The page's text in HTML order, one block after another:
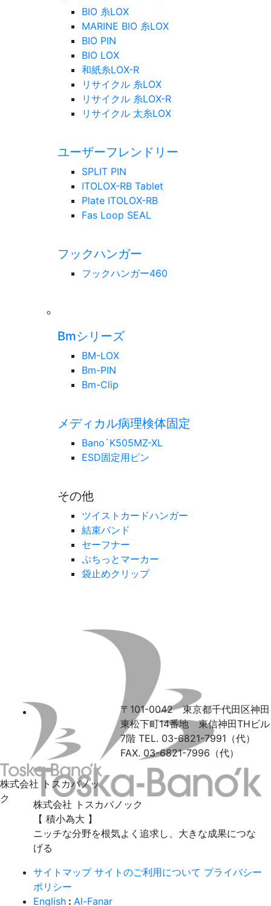
BIO 糸LOX
MARINE BIO 糸LOX
BIO PIN
BIO LOX
和紙糸LOX-R
リサイクル 糸LOX
リサイクル 糸LOX-R
リサイクル 太糸LOX
ユーザーフレンドリー
SPLIT PIN
ITOLOX-RB Tablet
Plate ITOLOX-RB
Fas Loop SEAL
フックハンガー
フックハンガー460
Bmシリーズ
BM-LOX
Bm-PIN
Bm-Clip
メディカル病理検体固定
Bano`K505MZ-XL
ESD固定用ピン
その他
ツイストカードハンガー
結束バンド
セーフナー
ぷちっとマーカー
袋止めクリップ
株式会社 トスカバノック
【 積小為大 】
ニッチな分野を根気よく追求し、大きな成果につな
げる
サイトマップ サイトのご利用について プライバシー
ポリシー
English : Al-Fanar
株式会社 トスカバノッ
ク
〒101-0042 東京都千代田区神田
東松下町14番地 東信神田THビル
7階 TEL. 03-6821-7991（代）
FAX. 03-6821-7996（代）